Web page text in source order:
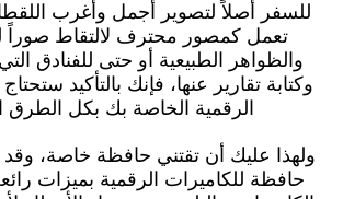
للسفر أصلاً لتصوير أجمل وأغرب
تعمل كمصور محترف لالتقاط صوراً
والظواهر الطبيعية أو حتى للفنادق
وكتابة تقارير عنها، فإنك بالتأكيد
الرقمية الخاصة بك بكل الطرق
ولهذا عليك أن تقتني حافظة خاصة،
حافظة للكاميرات الرقمية بميزات